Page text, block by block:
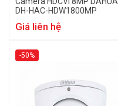
DH-HAC-HDW1800MP
Giá liên hệ
-50%